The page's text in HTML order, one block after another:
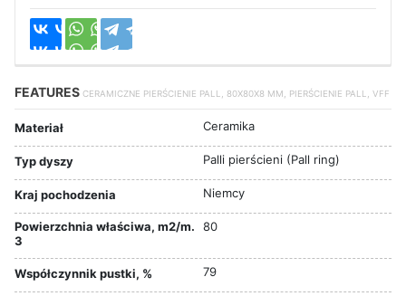
FEATURES CERAMICZNE PIERŚCIENIE PALL, 80X80X8 MM, PIERŚCIENIE PALL, VFF
Materiał Ceramika
Typ dyszy Palli pierścieni (Pall ring)
Kraj pochodzenia Niemcy
Powierzchnia właściwa, m2/m.
3
80
Współczynnik pustki, % 79